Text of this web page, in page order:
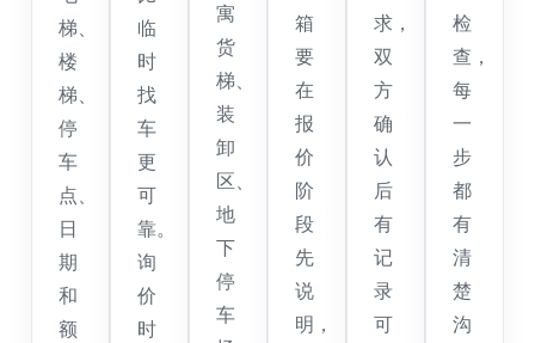
梯、
楼
梯、
停
车
点、
日
期
和
额
临
时
找
车
更
可
靠。
询
价
时
寓
货
梯、
装
卸
区、
地
下
停
车
箱
要
在
报
价
阶
段
先
说
明，
求，
双
方
确
认
后
有
记
录
可
检
查，
每
一
步
都
有
清
楚
沟